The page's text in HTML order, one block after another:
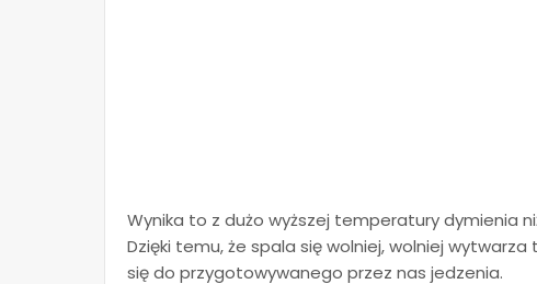
Wynika to z dużo wyższej temperatury dymienia
Dzięki temu, że spala się wolniej, wolniej
się do przygotowywanego przez nas jedzenia.